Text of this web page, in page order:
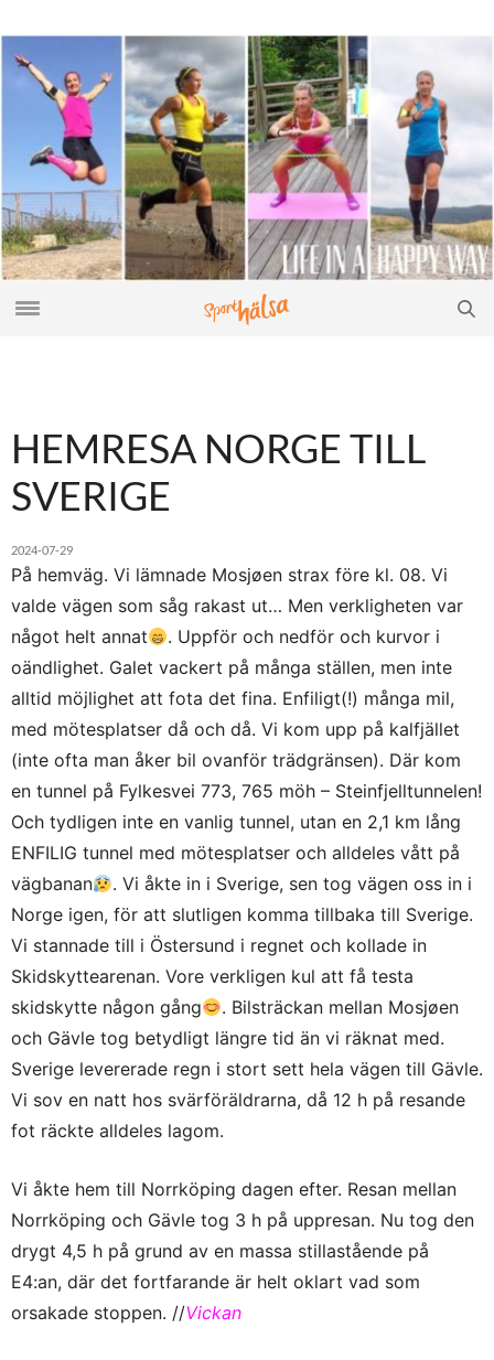
HEMRESA NORGE TILL
SVERIGE
2024-07-29
På hemväg. Vi lämnade Mosjøen strax före kl. 08. Vi
valde vägen som såg rakast ut… Men verkligheten var
något helt annat
. Uppför och nedför och kurvor i
oändlighet. Galet vackert på många ställen, men inte
alltid möjlighet att fota det fina. Enfiligt(!) många mil,
med mötesplatser då och då. Vi kom upp på kalfjället
(inte ofta man åker bil ovanför trädgränsen). Där kom
en tunnel på Fylkesvei 773, 765 möh – Steinfjelltunnelen!
Och tydligen inte en vanlig tunnel, utan en 2,1 km lång
ENFILIG tunnel med mötesplatser och alldeles vått på
vägbanan
. Vi åkte in i Sverige, sen tog vägen oss in i
Norge igen, för att slutligen komma tillbaka till Sverige.
Vi stannade till i Östersund i regnet och kollade in
Skidskyttearenan. Vore verkligen kul att få testa
skidskytte någon gång
. Bilsträckan mellan Mosjøen
och Gävle tog betydligt längre tid än vi räknat med.
Sverige levererade regn i stort sett hela vägen till Gävle.
Vi sov en natt hos svärföräldrarna, då 12 h på resande
fot räckte alldeles lagom.
Vi åkte hem till Norrköping dagen efter. Resan mellan
Norrköping och Gävle tog 3 h på uppresan. Nu tog den
drygt 4,5 h på grund av en massa stillastående på
E4:an, där det fortfarande är helt oklart vad som
orsakade stoppen. //Vickan